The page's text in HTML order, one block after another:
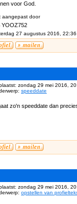
voor God.
aangepast door
YOOZ752
27 augustus 2016, 22:36
zondag 29 mei 2016,
speeddate
zo'n speeddate dan
zondag 29 mei 2016,
opstellen van